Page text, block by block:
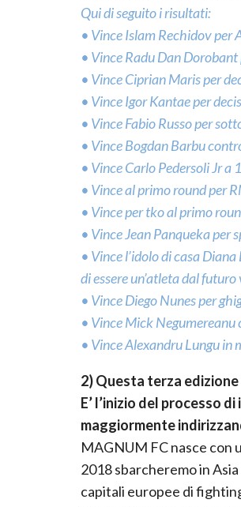
Qui di seguito i risultati:
• Vince Islam Rechidov per
• Vince Radu Dan
• Vince Ciprian Maris per
• Vince Igor Kantae per
• Vince Fabio Russo per
• Vince Bogdan Barbu
• Vince Carlo Pedersoli Jr
• Vince al primo round per
• Vince per tko al primo
• Vince Jean Panqueka per
• Vince l’idolo di casa
di essere un’atleta dal
• Vince Diego Nunes per
• Vince Mick
• Vince Alexandru Lungu in
2) Questa terza
E’ l’inizio del processo
maggiormente
MAGNUM FC nasce con
2018 sbarcheremo in
capitali europee di